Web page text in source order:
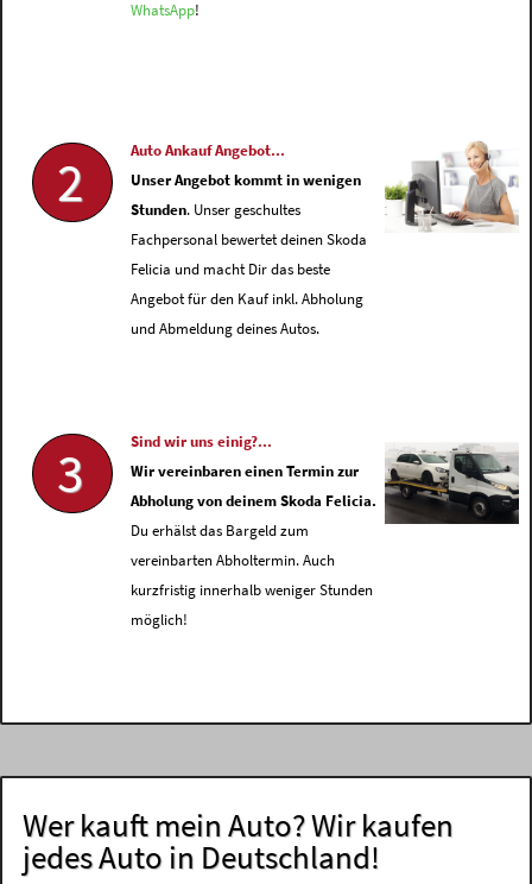
WhatsApp!
2
Auto Ankauf Angebot...
Unser Angebot kommt in wenigen
Stunden. Unser geschultes
Fachpersonal bewertet deinen Skoda
Felicia und macht Dir das beste
Angebot für den Kauf inkl. Abholung
und Abmeldung deines Autos.
3
Sind wir uns einig?...
Wir vereinbaren einen Termin zur
Abholung von deinem Skoda Felicia.
Du erhälst das Bargeld zum
vereinbarten Abholtermin. Auch
kurzfristig innerhalb weniger Stunden
möglich!
Wer kauft mein Auto? Wir kaufen
jedes Auto in Deutschland!